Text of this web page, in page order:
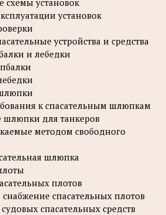
схемы установок
установок
устройства и средства
и лебедки
к спасательным шлюпкам
шлюпки для танкеров
методом свободного
шлюпка
плотов
спасательных плотов
спасательных средств